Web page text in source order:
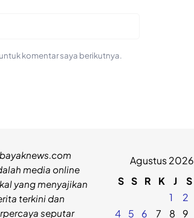
komentar saya berikutnya.
media online
yang menyajikan
terkini dan
seputar
Agustus 2026
S S R K J S
1
2
4
5 6 7 8 9